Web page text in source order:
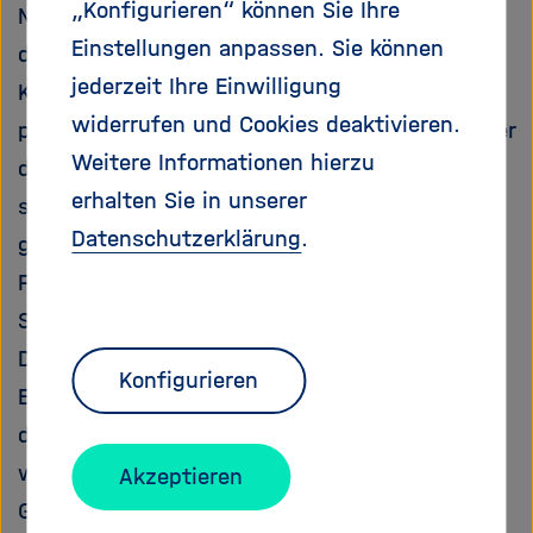
Netzfrequenz von 50 Hertz – meist erzeugt
durch Turbinen, zum Beispiel in Wasser- oder
Kohlekraftwerken – die mit 50 Umdrehungen
pro Sekunde rotieren. „Entzieht ein Verbraucher
dem Stromnetz nun mehr elektrische Energie,
so sinkt die Netzfrequenz leicht ab, bevor eine
gesteigerte Energieeinspeisung die vorherige
Frequenz wiederherstellt“, erklärt Benjamin
Schäfer vom Göttinger Max-Planck-Institut für
Dynamik und Selbstorganisation (MPIDS),
Erstautor der Studie. „Die Abweichungen von
dem Sollwert 50 Hertz dürfen niemals zu groß
werden, da sonst empfindliche elektrische
Geräte beschädigt werden können.“
„Konfigurieren“ können Sie Ihre
Einstellungen anpassen. Sie können
jederzeit Ihre Einwilligung
widerrufen und Cookies deaktivieren.
Weitere Informationen hierzu
erhalten Sie in unserer
Datenschutzerklärung.
Konfigurieren
Akzeptieren